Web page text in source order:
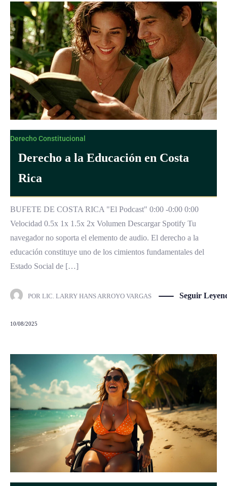
Derecho Constitucional
Derecho a la Educación en Costa
Rica
BUFETE DE COSTA RICA "El Podcast" 0:00 -0:00 0:00
Velocidad 0.5x 1x 1.5x 2x Volumen Descargar Spotify Tu
navegador no soporta el elemento de audio. El derecho a la
educación constituye uno de los cimientos fundamentales del
Estado Social de […]
POR LIC. LARRY HANS ARROYO VARGAS Seguir
10/08/2025